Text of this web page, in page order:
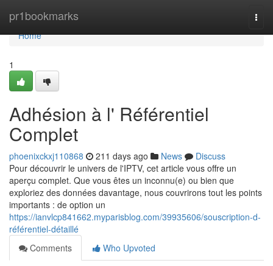
pr1bookmarks
Home
Home
1
Adhésion à l' Référentiel
Complet
phoenixckxj110868 211 days ago News
Discuss
Pour découvrir le univers de l'IPTV, cet article vous offre un
aperçu complet. Que vous êtes un inconnu(e) ou bien que
exploriez des données davantage, nous couvrirons tout les points
importants : de option un
https://ianvlcp841662.myparisblog.com/39935606/souscription-d-
référentiel-détaillé
Comments
Who Upvoted